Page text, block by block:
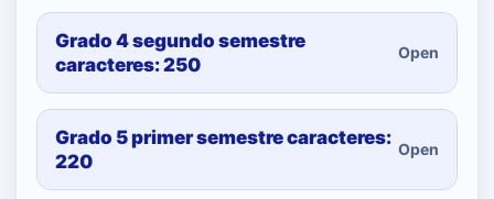
Grado 4 segundo semestre
caracteres: 250
Open
Grado 5 primer semestre caracteres:
220
Open